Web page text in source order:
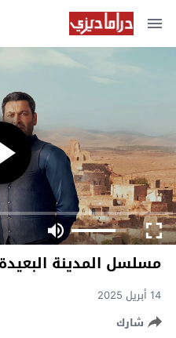
مسلسل المدينة البعيدة
14 أبريل 2025
شارك